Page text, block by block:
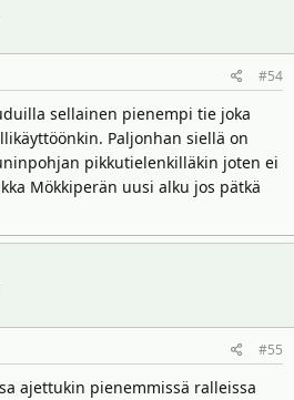
#54
sellainen pienempi tie joka
Paljonhan siellä on
pikkutielenkilläkin joten ei
Mökkiperän uusi alku jos pätkä
#55
ajettukin pienemmissä ralleissa